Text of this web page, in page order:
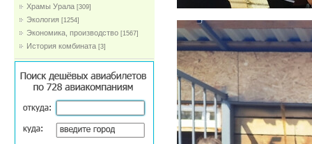
Храмы Урала [309]
Экология [1254]
Экономика, производство [1567]
История комбината [3]